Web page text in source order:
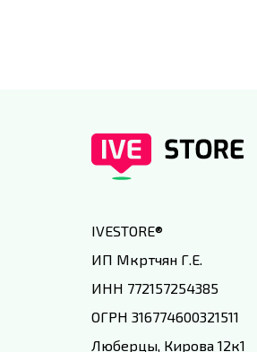
IVESTORE®
ИП Мкртчян Г.Е.
ИНН 772157254385
ОГРН 316774600321511
Люберцы, Кирова 12к1